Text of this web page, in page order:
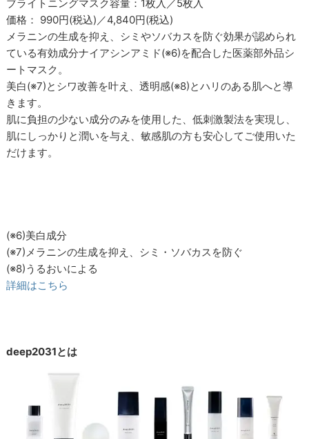
ブライトニングマスク容量：1枚入／5枚入
価格： 990円(税込)／4,840円(税込)
メラニンの生成を抑え、シミやソバカスを防ぐ効果が認められ
ている有効成分ナイアシンアミド(※6)を配合した医薬部外品シ
ートマスク。
美白(※7)とシワ改善を叶え、透明感(※8)とハリのある肌へと導
きます。
肌に負担の少ない成分のみを使用した、低刺激製法を実現し、
肌にしっかりと潤いを与え、敏感肌の方も安心してご使用いた
だけます。
(※6)美白成分
(※7)メラニンの生成を抑え、シミ・ソバカスを防ぐ
(※8)うるおいによる
詳細はこちら
deep2031とは